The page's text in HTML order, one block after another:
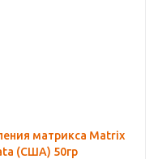
матрикса Matrix
(США) 50гр